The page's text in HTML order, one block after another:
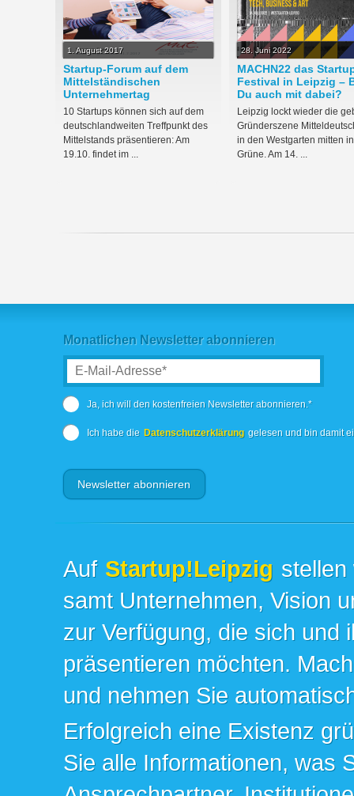
1. August 2017
Startup-Forum auf dem
Mittelständischen
Unternehmertag
10 Startups können sich auf dem
deutschlandweiten Treffpunkt des
Mittelstands präsentieren: Am
19.10. findet im ...
28. Juni 2022
MACHN22 das
Festival in Leipzig –
Du auch mit dabei?
Leipzig lockt wieder die
Gründerszene
in den Westgarten mitten
Grüne. Am 14. ...
Monatlichen Newsletter abonnieren
Ja, ich will den kostenfreien Newsletter abonnieren.*
Ich habe die Datenschutzerklärung gelesen und bin damit
Auf Startup!Leipzig
samt Unternehmen, Vision
zur Verfügung, die sich und
präsentieren möchten.
und nehmen Sie
Erfolgreich eine Existenz
Sie alle Informationen, was